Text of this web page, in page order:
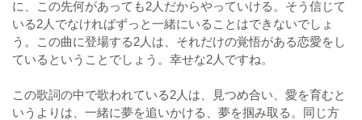
に、この先何があっても2人だからやっていける。そう信じて
いる2人でなければずっと一緒にいることはできないでしょ
う。この曲に登場する2人は、それだけの覚悟がある恋愛をし
ているということでしょう。幸せな2人ですね。
この歌詞の中で歌われている2人は、見つめ合い、愛を育むと
いうよりは、一緒に夢を追いかける、夢を掴み取る。同じ方